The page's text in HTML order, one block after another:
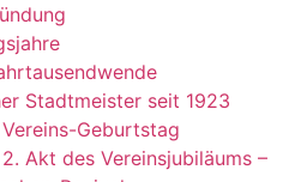
Stadtmeister seit 1923
Geburtstag
Akt des Vereinsjubiläums –